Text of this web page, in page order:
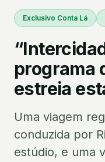
Exclusivo Conta Lá
programa
estreia
Uma viagem
conduzida por
estúdio, e uma